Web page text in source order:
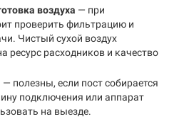
воздуха — при
проверить фильтрацию и
Чистый сухой воздух
ресурс расходников и качество
— полезны, если пост собирается
подключения или аппарат
на выезде.